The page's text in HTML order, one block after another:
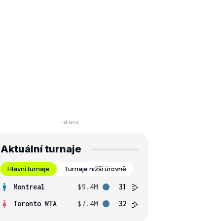
Aktuální turnaje
Hlavní turnaje Turnaje nižší úrovně
Montreal $9.4M
31
Toronto WTA
$7.4M 32